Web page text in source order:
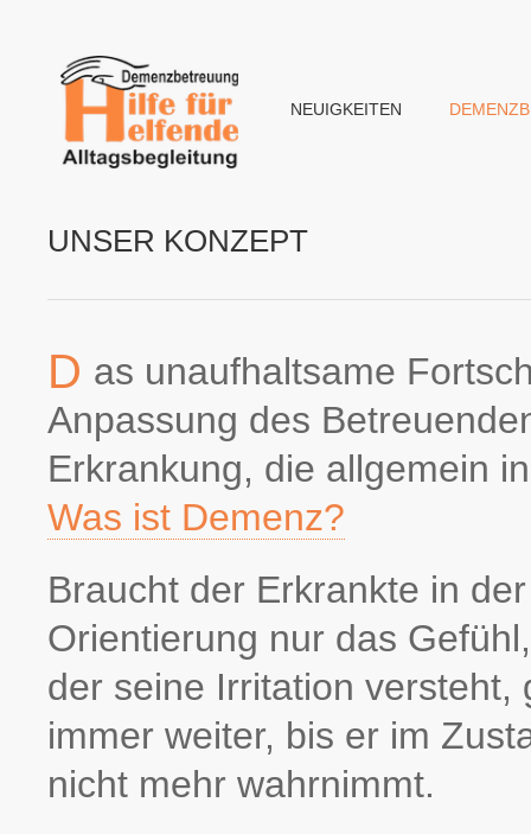
NEUIGKEITEN
UNSER KONZEPT
D as unaufhaltsame
Anpassung des
Erkrankung, die allgemein
Was ist Demenz?
Braucht der Erkrankte in
Orientierung nur das
der seine Irritation versteht,
immer weiter, bis er im
nicht mehr wahrnimmt.